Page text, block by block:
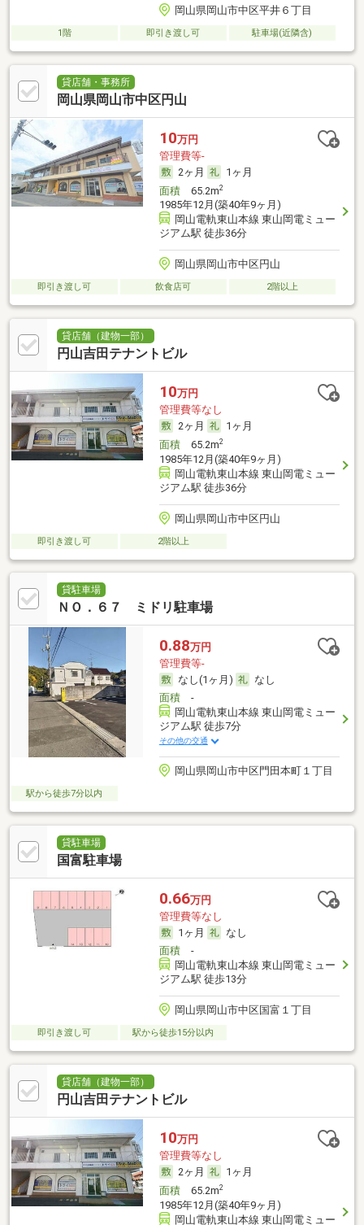
岡山県岡山市中区平井６丁目
1階 即引き渡し可 駐車場(近隣含)
貸店舗・事務所
岡山県岡山市中区円山
10万円
管理費等-
2ヶ月
1ヶ月
面積65.2m2
1985年12月(築40年9ヶ月)
岡山電軌東山本線 東山岡電ミュー
ジアム駅 徒歩36分
岡山県岡山市中区円山
即引き渡し可 飲食店可 2階以上
貸店舗（建物一部）
円山吉田テナントビル
10万円
管理費等なし
2ヶ月
1ヶ月
面積65.2m2
1985年12月(築40年9ヶ月)
岡山電軌東山本線 東山岡電ミュー
ジアム駅 徒歩36分
岡山県岡山市中区円山
即引き渡し可 2階以上
貸駐車場
ＮＯ．６７ ミドリ駐車場
0.88万円
管理費等-
なし(1ヶ月)
なし
面積-
岡山電軌東山本線 東山岡電ミュー
ジアム駅 徒歩7分
その他の交通
岡山県岡山市中区門田本町１丁目
駅から徒歩7分以内
貸駐車場
国富駐車場
0.66万円
管理費等なし
1ヶ月
なし
面積-
岡山電軌東山本線 東山岡電ミュー
ジアム駅 徒歩13分
岡山県岡山市中区国富１丁目
即引き渡し可 駅から徒歩15分以内
貸店舗（建物一部）
円山吉田テナントビル
10万円
管理費等なし
2ヶ月
1ヶ月
面積65.2m2
1985年12月(築40年9ヶ月)
岡山電軌東山本線 東山岡電ミュー